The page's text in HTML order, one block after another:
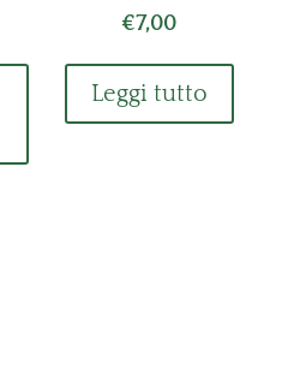
€7,00
Leggi tutto